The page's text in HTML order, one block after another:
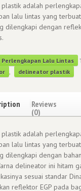
adalah
lalu lintas yang
dilengkapi dengan
Perlengkapan Lalu Lintas
delineator plastik
Reviews
(0)
adalah
lalu lintas yang
dilengkapi dengan
delineator ini hitam
sesuai standar
reflektor EGP pada